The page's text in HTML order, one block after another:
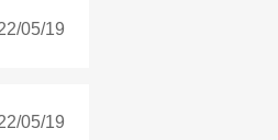
05/19
05/19